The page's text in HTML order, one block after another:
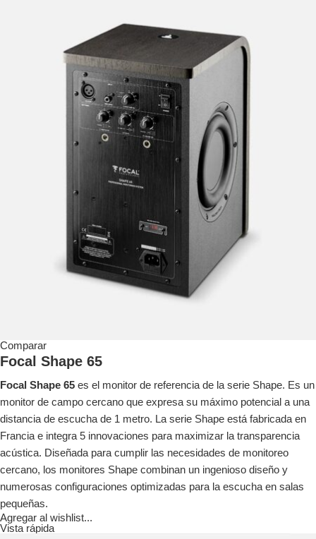
Comparar
Focal Shape 65
Focal Shape 65 es el monitor de referencia de la serie Shape. Es un
monitor de campo cercano que expresa su máximo potencial a una
distancia de escucha de 1 metro. La serie Shape está fabricada en
Francia e integra 5 innovaciones para maximizar la transparencia
acústica. Diseñada para cumplir las necesidades de monitoreo
cercano, los monitores Shape combinan un ingenioso diseño y
numerosas configuraciones optimizadas para la escucha en salas
pequeñas.
Agregar al wishlist...
Vista rápida